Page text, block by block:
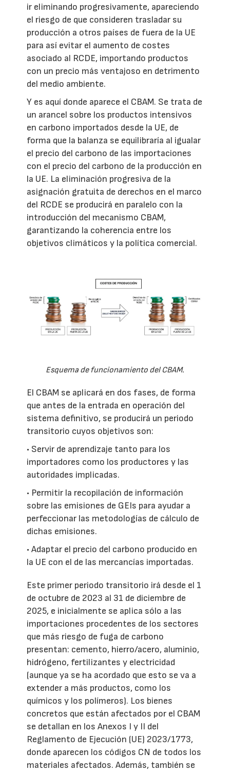
ir eliminando progresivamente, apareciendo
el riesgo de que consideren trasladar su
producción a otros países de fuera de la UE
para así evitar el aumento de costes
asociado al RCDE, importando productos
con un precio más ventajoso en detrimento
del medio ambiente.
Y es aquí donde aparece el CBAM. Se trata de
un arancel sobre los productos intensivos
en carbono importados desde la UE, de
forma que la balanza se equilibraría al igualar
el precio del carbono de las importaciones
con el precio del carbono de la producción en
la UE. La eliminación progresiva de la
asignación gratuita de derechos en el marco
del RCDE se producirá en paralelo con la
introducción del mecanismo CBAM,
garantizando la coherencia entre los
objetivos climáticos y la política comercial.
Esquema de funcionamiento del CBAM.
El CBAM se aplicará en dos fases, de forma
que antes de la entrada en operación del
sistema definitivo, se producirá un periodo
transitorio cuyos objetivos son:
• Servir de aprendizaje tanto para los
importadores como los productores y las
autoridades implicadas.
• Permitir la recopilación de información
sobre las emisiones de GEIs para ayudar a
perfeccionar las metodologías de cálculo de
dichas emisiones.
• Adaptar el precio del carbono producido en
la UE con el de las mercancías importadas.
Este primer periodo transitorio irá desde el 1
de octubre de 2023 al 31 de diciembre de
2025, e inicialmente se aplica sólo a las
importaciones procedentes de los sectores
que más riesgo de fuga de carbono
presentan: cemento, hierro/acero, aluminio,
hidrógeno, fertilizantes y electricidad
(aunque ya se ha acordado que esto se va a
extender a más productos, como los
químicos y los polímeros). Los bienes
concretos que están afectados por el CBAM
se detallan en los Anexos I y II del
Reglamento de Ejecución (UE) 2023/1773,
donde aparecen los códigos CN de todos los
materiales afectados. Además, también se